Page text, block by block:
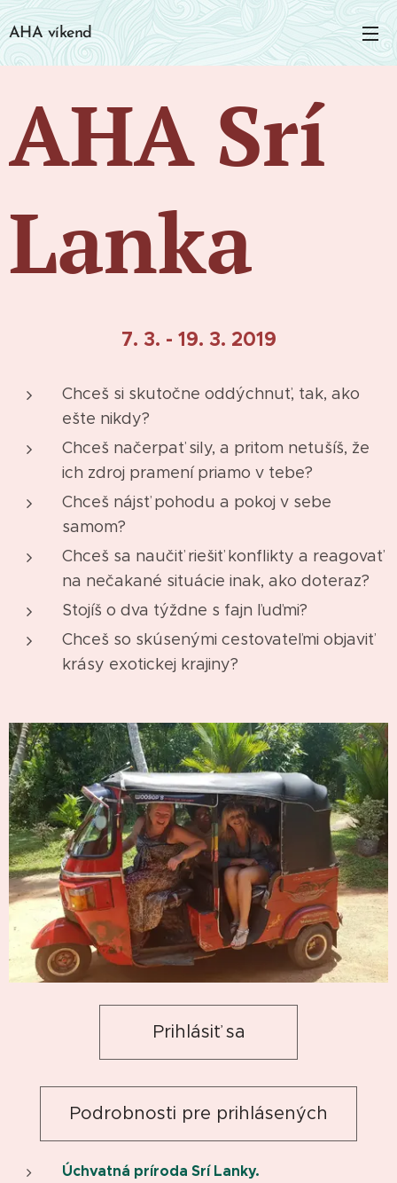
AHA víkend
AHA Srí
Lanka
7. 3. - 19. 3. 2019
Chceš si skutočne oddýchnuť, tak, ako
ešte nikdy?
Chceš načerpať sily, a pritom netušíš, že
ich zdroj pramení priamo v tebe?
Chceš nájsť pohodu a pokoj v sebe
samom?
Chceš sa naučiť riešiť konflikty a reagovať
na nečakané situácie inak, ako doteraz?
Stojíš o dva týždne s fajn ľuďmi?
Chceš so skúsenými cestovateľmi objaviť
krásy exotickej krajiny?
Prihlásiť sa
Podrobnosti pre prihlásených
Úchvatná príroda Srí Lanky.